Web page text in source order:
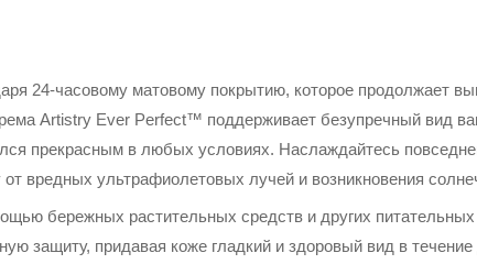
24-часовому матовому покрытию, которое продолжает
Artistry Ever Perfect™ поддерживает безупречный вид
прекрасным в любых условиях. Наслаждайтесь
вредных ультрафиолетовых лучей и возникновения
бережных растительных средств и других питательных
защиту, придавая коже гладкий и здоровый вид в течение